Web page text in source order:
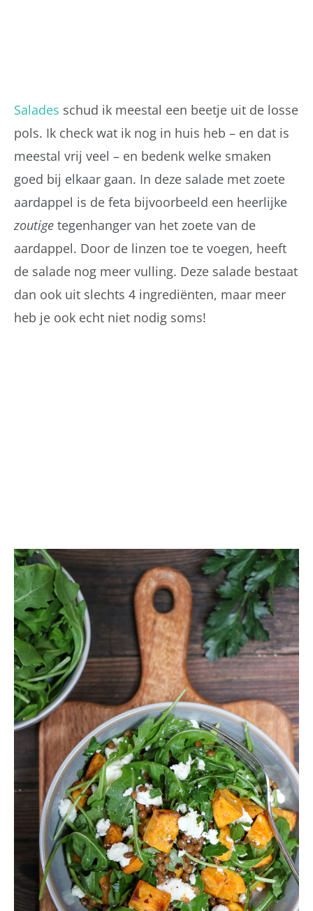
Salades schud ik meestal een beetje uit de losse
pols. Ik check wat ik nog in huis heb – en dat is
meestal vrij veel – en bedenk welke smaken
goed bij elkaar gaan. In deze salade met zoete
aardappel is de feta bijvoorbeeld een heerlijke
zoutige tegenhanger van het zoete van de
aardappel. Door de linzen toe te voegen, heeft
de salade nog meer vulling. Deze salade bestaat
dan ook uit slechts 4 ingrediënten, maar meer
heb je ook echt niet nodig soms!